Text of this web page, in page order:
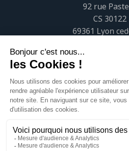
92 rue
CS 30122
69361 Lyon
Tél.+33 (0)4 37
https://www.youtube.com/